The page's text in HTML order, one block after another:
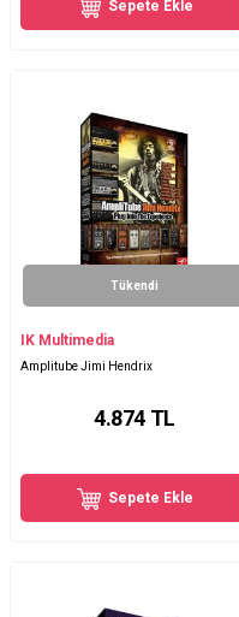
Sepete Ekle
Tükendi
IK Multimedia
Amplitube Jimi Hendrix
4.874 TL
Sepete Ekle